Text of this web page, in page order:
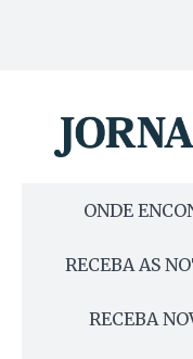
ONDE
RECEBA AS
RECEBA